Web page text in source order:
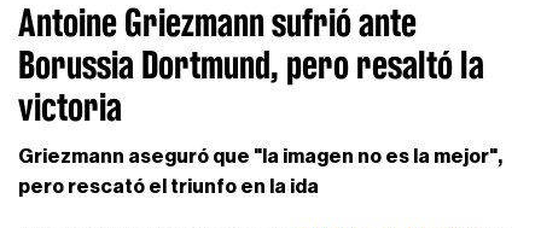
Antoine Griezmann sufrió ante
Borussia Dortmund, pero resaltó la
victoria
Griezmann aseguró que "la imagen no es la mejor",
pero rescató el triunfo en la ida